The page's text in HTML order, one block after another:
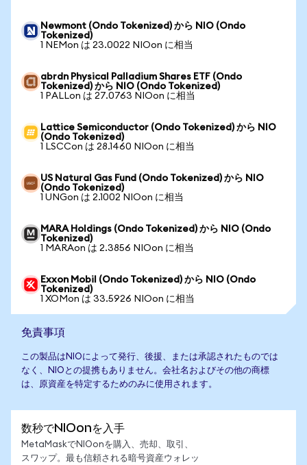
Newmont (Ondo Tokenized) から NIO (Ondo
Tokenized)
1 NEMon は 23.0022 NIOon に相当
abrdn Physical Palladium Shares ETF (Ondo
Tokenized) から NIO (Ondo Tokenized)
1 PALLon は 27.0763 NIOon に相当
Lattice Semiconductor (Ondo Tokenized) から NIO
(Ondo Tokenized)
1 LSCCon は 28.1460 NIOon に相当
US Natural Gas Fund (Ondo Tokenized) から NIO
(Ondo Tokenized)
1 UNGon は 2.1002 NIOon に相当
MARA Holdings (Ondo Tokenized) から NIO (Ondo
Tokenized)
1 MARAon は 2.3856 NIOon に相当
Exxon Mobil (Ondo Tokenized) から NIO (Ondo
Tokenized)
1 XOMon は 33.5926 NIOon に相当
免責事項
この製品はNIOによって発行、後援、または承認されたものでは
なく、NIOとの提携もありません。会社名およびその他の商標
は、原資産を特定するためのみに使用されます。
数秒でNIOonを入手
MetaMaskでNIOonを購入、売却、取引、
スワップ。最も信頼される暗号資産ウォレッ